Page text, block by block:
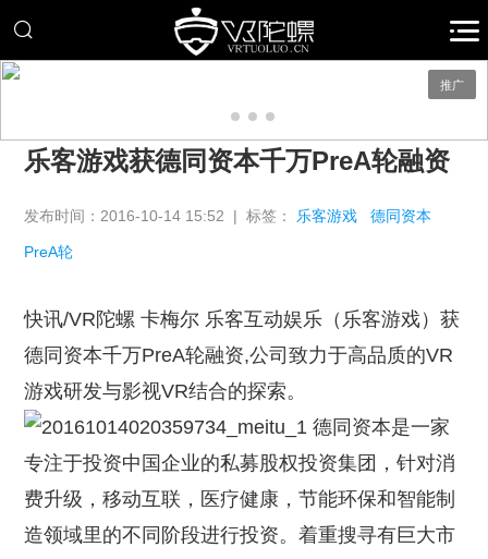
推广
乐客游戏获德同资本千万PreA轮融资
发布时间：2016-10-14 15:52 | 标签： 乐客游戏 德同资本
PreA轮
快讯/VR陀螺 卡梅尔 乐客互动娱乐（乐客游戏）获
德同资本千万PreA轮融资,公司致力于高品质的VR
游戏研发与影视VR结合的探索。
德同资本是一家
专注于投资中国企业的私募股权投资集团，针对消
费升级，移动互联，医疗健康，节能环保和智能制
造领域里的不同阶段进行投资。着重搜寻有巨大市